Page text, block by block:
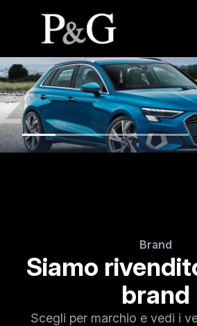
Brand
Siamo
brand
Scegli per marchio e vedi i